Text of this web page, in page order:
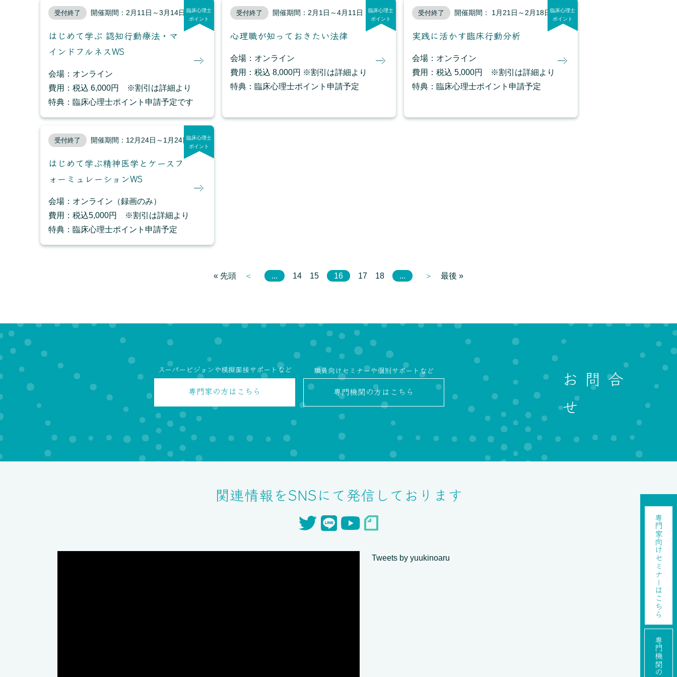
専門家向け
セミナーはこちら
専門機関の方
臨床心理士
ポイント
受付終了 開催期間：2月11日～3月14日
はじめて学ぶ 認知行動療法・マ
インドフルネスWS
会場：オンライン
費用：税込 6,000円 ※割引は詳細より
特典：臨床心理士ポイント申請予定です
臨床心理士
ポイント
受付終了 開催期間：2月1日～4月11日
心理職が知っておきたい法律
会場：オンライン
費用：税込 8,000円 ※割引は詳細より
特典：臨床心理士ポイント申請予定
臨床心理士
ポイント
受付終了 開催期間： 1月21日～2月18日
実践に活かす臨床行動分析
会場：オンライン
費用：税込 5,000円 ※割引は詳細より
特典：臨床心理士ポイント申請予定
臨床心理士
ポイント
受付終了 開催期間：12月24日～1月24日
はじめて学ぶ精神医学とケースフ
ォーミュレーションWS
会場：オンライン（録画のみ）
費用：税込5,000円 ※割引は詳細より
特典：臨床心理士ポイント申請予定
« 先頭 ＜ ... 14 15 16 17 18 ... ＞ 最後 »
お問合
せ
スーパービジョンや模擬面接サポートなど
専門家の方はこちら
職員向けセミナーや個別サポートなど
専門機関の方はこちら
関連情報をSNSにて発信しております
Tweets by yuukinoaru